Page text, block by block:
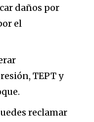
daños por
el
TEPT y
reclamar